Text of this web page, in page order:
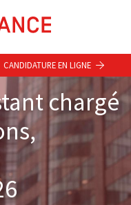
chargé
CANDIDATURE EN LIGNE